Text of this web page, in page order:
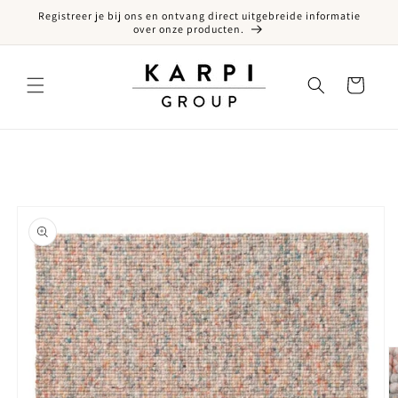
naar de content
Registreer je bij ons en ontvang direct uitgebreide informatie
over onze producten.
Winkelwagen
naar productinformatie